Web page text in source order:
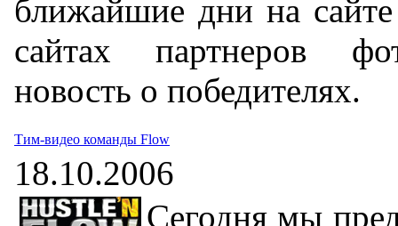
ближайшие дни на
сайтах партнеров
новость о победителях.
Тим-видео команды Flow
18.10.2006
Сегодня мы